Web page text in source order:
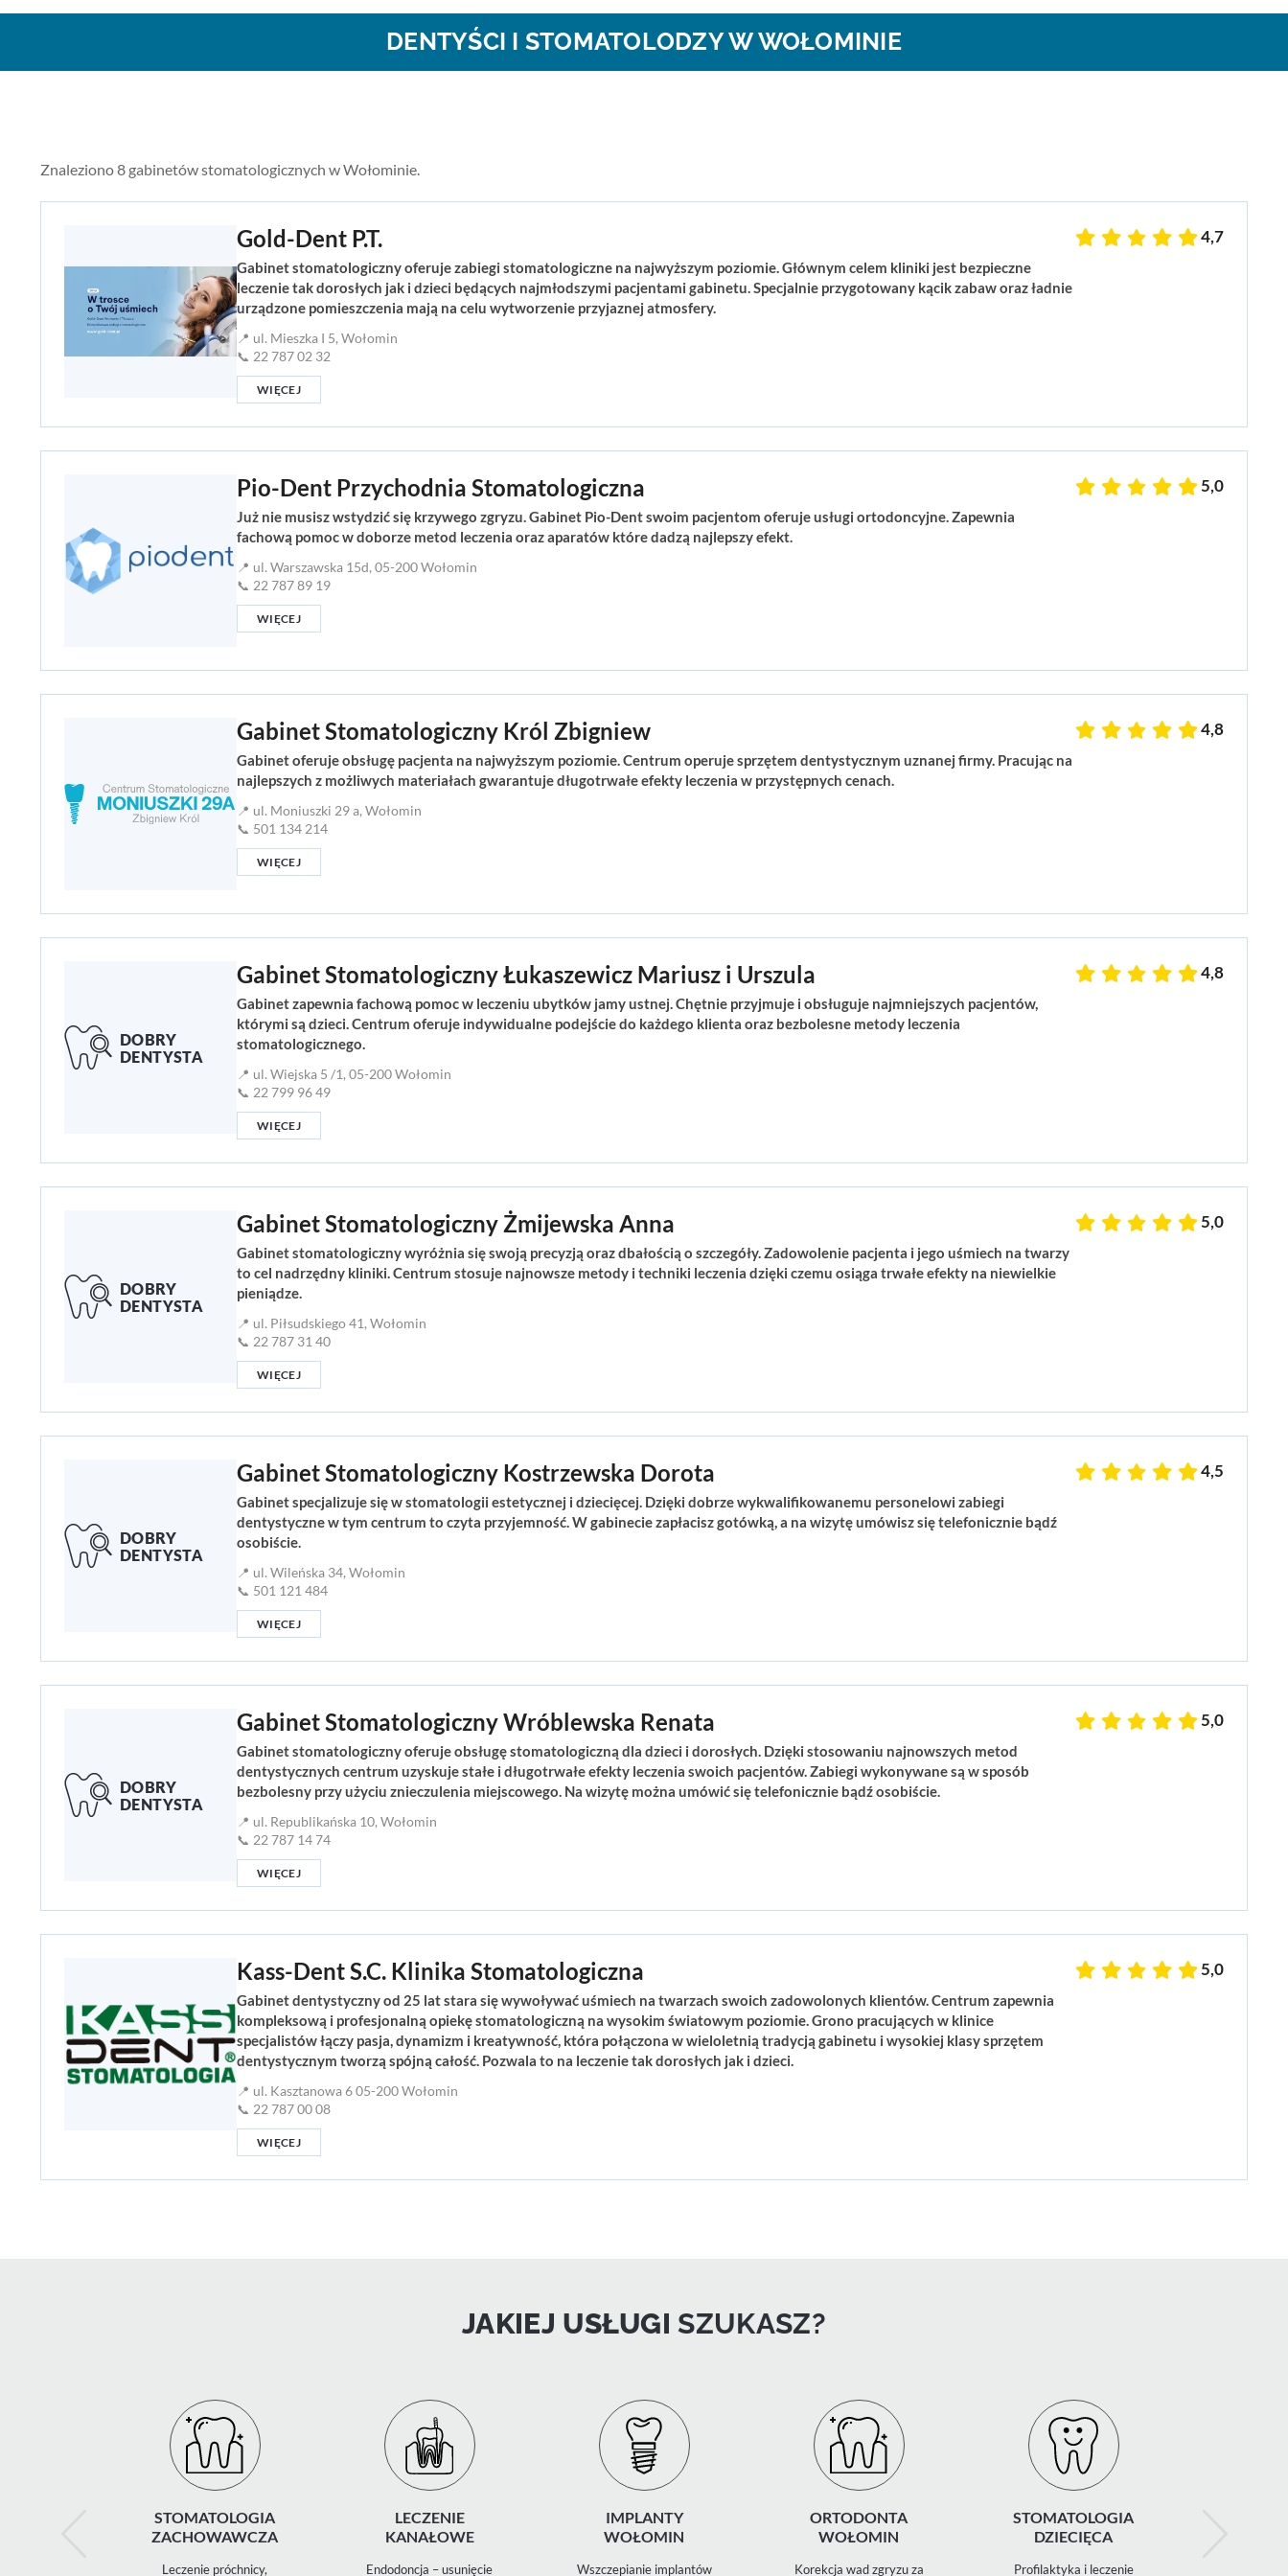
DENTYŚCI I STOMATOLODZY W WOŁOMINIE
Znaleziono 8 gabinetów stomatologicznych w Wołominie.
Gold-Dent P.T.
Gabinet stomatologiczny oferuje zabiegi stomatologiczne na najwyższym poziomie. Głównym celem kliniki jest bezpieczne
leczenie tak dorosłych jak i dzieci będących najmłodszymi pacjentami gabinetu. Specjalnie przygotowany kącik zabaw oraz ładnie
urządzone pomieszczenia mają na celu wytworzenie przyjaznej atmosfery.
4,7
📍 ul. Mieszka I 5, Wołomin
📞 22 787 02 32
WIĘCEJ
Pio-Dent Przychodnia Stomatologiczna
Już nie musisz wstydzić się krzywego zgryzu. Gabinet Pio-Dent swoim pacjentom oferuje usługi ortodoncyjne. Zapewnia
fachową pomoc w doborze metod leczenia oraz aparatów które dadzą najlepszy efekt.
5,0
📍 ul. Warszawska 15d, 05-200 Wołomin
📞 22 787 89 19
WIĘCEJ
Gabinet Stomatologiczny Król Zbigniew
Gabinet oferuje obsługę pacjenta na najwyższym poziomie. Centrum operuje sprzętem dentystycznym uznanej firmy. Pracując na
najlepszych z możliwych materiałach gwarantuje długotrwałe efekty leczenia w przystępnych cenach.
4,8
📍 ul. Moniuszki 29 a, Wołomin
📞 501 134 214
WIĘCEJ
Gabinet Stomatologiczny Łukaszewicz Mariusz i Urszula
Gabinet zapewnia fachową pomoc w leczeniu ubytków jamy ustnej. Chętnie przyjmuje i obsługuje najmniejszych pacjentów,
którymi są dzieci. Centrum oferuje indywidualne podejście do każdego klienta oraz bezbolesne metody leczenia
stomatologicznego.
4,8
📍 ul. Wiejska 5 /1, 05-200 Wołomin
📞 22 799 96 49
WIĘCEJ
Gabinet Stomatologiczny Żmijewska Anna
Gabinet stomatologiczny wyróżnia się swoją precyzją oraz dbałością o szczegóły. Zadowolenie pacjenta i jego uśmiech na twarzy
to cel nadrzędny kliniki. Centrum stosuje najnowsze metody i techniki leczenia dzięki czemu osiąga trwałe efekty na niewielkie
pieniądze.
5,0
📍 ul. Piłsudskiego 41, Wołomin
📞 22 787 31 40
WIĘCEJ
Gabinet Stomatologiczny Kostrzewska Dorota
Gabinet specjalizuje się w stomatologii estetycznej i dziecięcej. Dzięki dobrze wykwalifikowanemu personelowi zabiegi
dentystyczne w tym centrum to czyta przyjemność. W gabinecie zapłacisz gotówką, a na wizytę umówisz się telefonicznie bądź
osobiście.
4,5
📍 ul. Wileńska 34, Wołomin
📞 501 121 484
WIĘCEJ
Gabinet Stomatologiczny Wróblewska Renata
Gabinet stomatologiczny oferuje obsługę stomatologiczną dla dzieci i dorosłych. Dzięki stosowaniu najnowszych metod
dentystycznych centrum uzyskuje stałe i długotrwałe efekty leczenia swoich pacjentów. Zabiegi wykonywane są w sposób
bezbolesny przy użyciu znieczulenia miejscowego. Na wizytę można umówić się telefonicznie bądź osobiście.
5,0
📍 ul. Republikańska 10, Wołomin
📞 22 787 14 74
WIĘCEJ
Kass-Dent S.C. Klinika Stomatologiczna
Gabinet dentystyczny od 25 lat stara się wywoływać uśmiech na twarzach swoich zadowolonych klientów. Centrum zapewnia
kompleksową i profesjonalną opiekę stomatologiczną na wysokim światowym poziomie. Grono pracujących w klinice
specjalistów łączy pasja, dynamizm i kreatywność, która połączona w wieloletnią tradycją gabinetu i wysokiej klasy sprzętem
dentystycznym tworzą spójną całość. Pozwala to na leczenie tak dorosłych jak i dzieci.
5,0
📍 ul. Kasztanowa 6 05-200 Wołomin
📞 22 787 00 08
WIĘCEJ
JAKIEJ USŁUGI SZUKASZ?
STOMATOLOGIA
ZACHOWAWCZA
Leczenie próchnicy,
LECZENIE
KANAŁOWE
Endodoncja – usunięcie
IMPLANTY
WOŁOMIN
Wszczepianie implantów
ORTODONTA
WOŁOMIN
Korekcja wad zgryzu za
STOMATOLOGIA
DZIECIĘCA
Profilaktyka i leczenie